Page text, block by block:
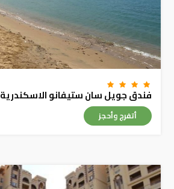
فندق جويل سان ستيفانو الاسكندرية
أتفرج وأحجز